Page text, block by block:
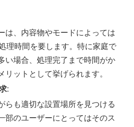
は、内容物やモードによっては
理時間を要します。特に家庭で
い場合、処理完了まで時間がか
リットとして挙げられます。
:
らも適切な設置場所を見つける
部のユーザーにとってはそのス